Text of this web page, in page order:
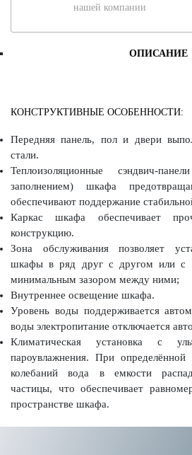
нашей компании
ОПИСАНИЕ
КОНСТРУКТИВНЫЕ ОСОБЕННОСТИ:
Передняя панель, пол и двери
стали.
Теплоизоляционные сэндвич-
заполнением) шкафа
обеспечивают поддержание
Каркас шкафа обеспечивает
конструкцию.
Зона обслуживания позволяет
шкафы в ряд друг с другом или с
минимальным зазором между ними;
Внутреннее освещение шкафа.
Уровень воды поддерживается
воды электропитание отключается
Климатическая установка с
пароувлажнения. При определённой
колебаний вода в емкости
частицы, что обеспечивает
пространстве шкафа.